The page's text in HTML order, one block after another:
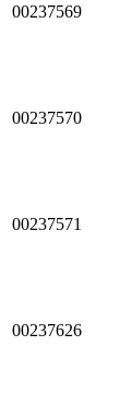
00237569
00237570
00237571
00237626